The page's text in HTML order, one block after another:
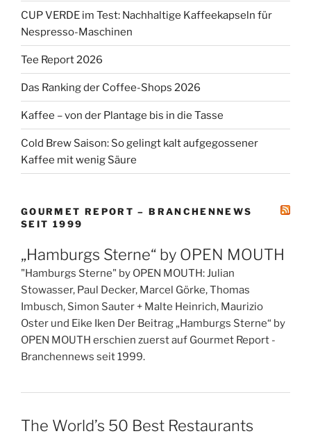
CUP VERDE im Test: Nachhaltige Kaffeekapseln für
Nespresso-Maschinen
Tee Report 2026
Das Ranking der Coffee-Shops 2026
Kaffee – von der Plantage bis in die Tasse
Cold Brew Saison: So gelingt kalt aufgegossener
Kaffee mit wenig Säure
GOURMET REPORT – BRANCHENNEWS
SEIT 1999
„Hamburgs Sterne“ by OPEN MOUTH
"Hamburgs Sterne" by OPEN MOUTH: Julian
Stowasser, Paul Decker, Marcel Görke, Thomas
Imbusch, Simon Sauter + Malte Heinrich, Maurizio
Oster und Eike Iken Der Beitrag „Hamburgs Sterne“ by
OPEN MOUTH erschien zuerst auf Gourmet Report -
Branchennews seit 1999.
The World’s 50 Best Restaurants